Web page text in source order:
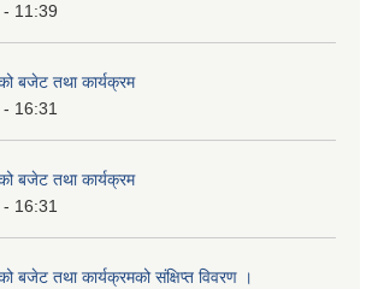
11:39
बजेट तथा कार्यक्रम
16:31
बजेट तथा कार्यक्रम
16:31
तथा कार्यक्रमको संक्षिप्त विवरण ।